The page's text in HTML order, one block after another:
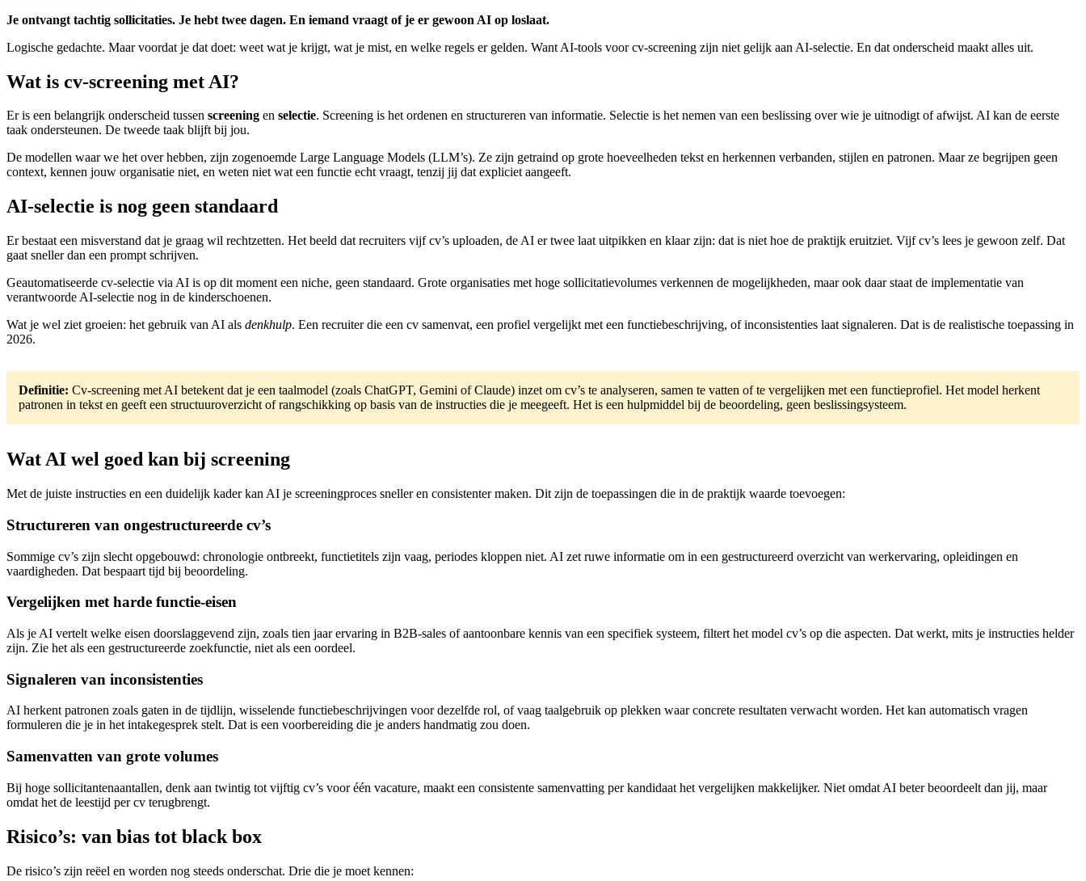
Je ontvangt tachtig sollicitaties. Je hebt twee dagen. En iemand vraagt of je er gewoon AI op loslaat.
Logische gedachte. Maar voordat je dat doet: weet wat je krijgt, wat je mist, en welke regels er gelden. Want AI-tools voor cv-screening zijn niet gelijk aan AI-selectie. En dat onderscheid maakt alles uit.
Wat is cv-screening met AI?
Er is een belangrijk onderscheid tussen screening en selectie. Screening is het ordenen en structureren van informatie. Selectie is het nemen van een beslissing over wie je uitnodigt of afwijst. AI kan de eerste
taak ondersteunen. De tweede taak blijft bij jou.
De modellen waar we het over hebben, zijn zogenoemde Large Language Models (LLM’s). Ze zijn getraind op grote hoeveelheden tekst en herkennen verbanden, stijlen en patronen. Maar ze begrijpen geen
context, kennen jouw organisatie niet, en weten niet wat een functie echt vraagt, tenzij jij dat expliciet aangeeft.
AI-selectie is nog geen standaard
Er bestaat een misverstand dat je graag wil rechtzetten. Het beeld dat recruiters vijf cv’s uploaden, de AI er twee laat uitpikken en klaar zijn: dat is niet hoe de praktijk eruitziet. Vijf cv’s lees je gewoon zelf. Dat
gaat sneller dan een prompt schrijven.
Geautomatiseerde cv-selectie via AI is op dit moment een niche, geen standaard. Grote organisaties met hoge sollicitatievolumes verkennen de mogelijkheden, maar ook daar staat de implementatie van
verantwoorde AI-selectie nog in de kinderschoenen.
Wat je wel ziet groeien: het gebruik van AI als denkhulp. Een recruiter die een cv samenvat, een profiel vergelijkt met een functiebeschrijving, of inconsistenties laat signaleren. Dat is de realistische toepassing in
2026.
Definitie: Cv-screening met AI betekent dat je een taalmodel (zoals ChatGPT, Gemini of Claude) inzet om cv’s te analyseren, samen te vatten of te vergelijken met een functieprofiel. Het model herkent
patronen in tekst en geeft een structuuroverzicht of rangschikking op basis van de instructies die je meegeeft. Het is een hulpmiddel bij de beoordeling, geen beslissingsysteem.
Wat AI wel goed kan bij screening
Met de juiste instructies en een duidelijk kader kan AI je screeningproces sneller en consistenter maken. Dit zijn de toepassingen die in de praktijk waarde toevoegen:
Structureren van ongestructureerde cv’s
Sommige cv’s zijn slecht opgebouwd: chronologie ontbreekt, functietitels zijn vaag, periodes kloppen niet. AI zet ruwe informatie om in een gestructureerd overzicht van werkervaring, opleidingen en
vaardigheden. Dat bespaart tijd bij beoordeling.
Vergelijken met harde functie-eisen
Als je AI vertelt welke eisen doorslaggevend zijn, zoals tien jaar ervaring in B2B-sales of aantoonbare kennis van een specifiek systeem, filtert het model cv’s op die aspecten. Dat werkt, mits je instructies helder
zijn. Zie het als een gestructureerde zoekfunctie, niet als een oordeel.
Signaleren van inconsistenties
AI herkent patronen zoals gaten in de tijdlijn, wisselende functiebeschrijvingen voor dezelfde rol, of vaag taalgebruik op plekken waar concrete resultaten verwacht worden. Het kan automatisch vragen
formuleren die je in het intakegesprek stelt. Dat is een voorbereiding die je anders handmatig zou doen.
Samenvatten van grote volumes
Bij hoge sollicitantenaantallen, denk aan twintig tot vijftig cv’s voor één vacature, maakt een consistente samenvatting per kandidaat het vergelijken makkelijker. Niet omdat AI beter beoordeelt dan jij, maar
omdat het de leestijd per cv terugbrengt.
Risico’s: van bias tot black box
De risico’s zijn reëel en worden nog steeds onderschat. Drie die je moet kennen: